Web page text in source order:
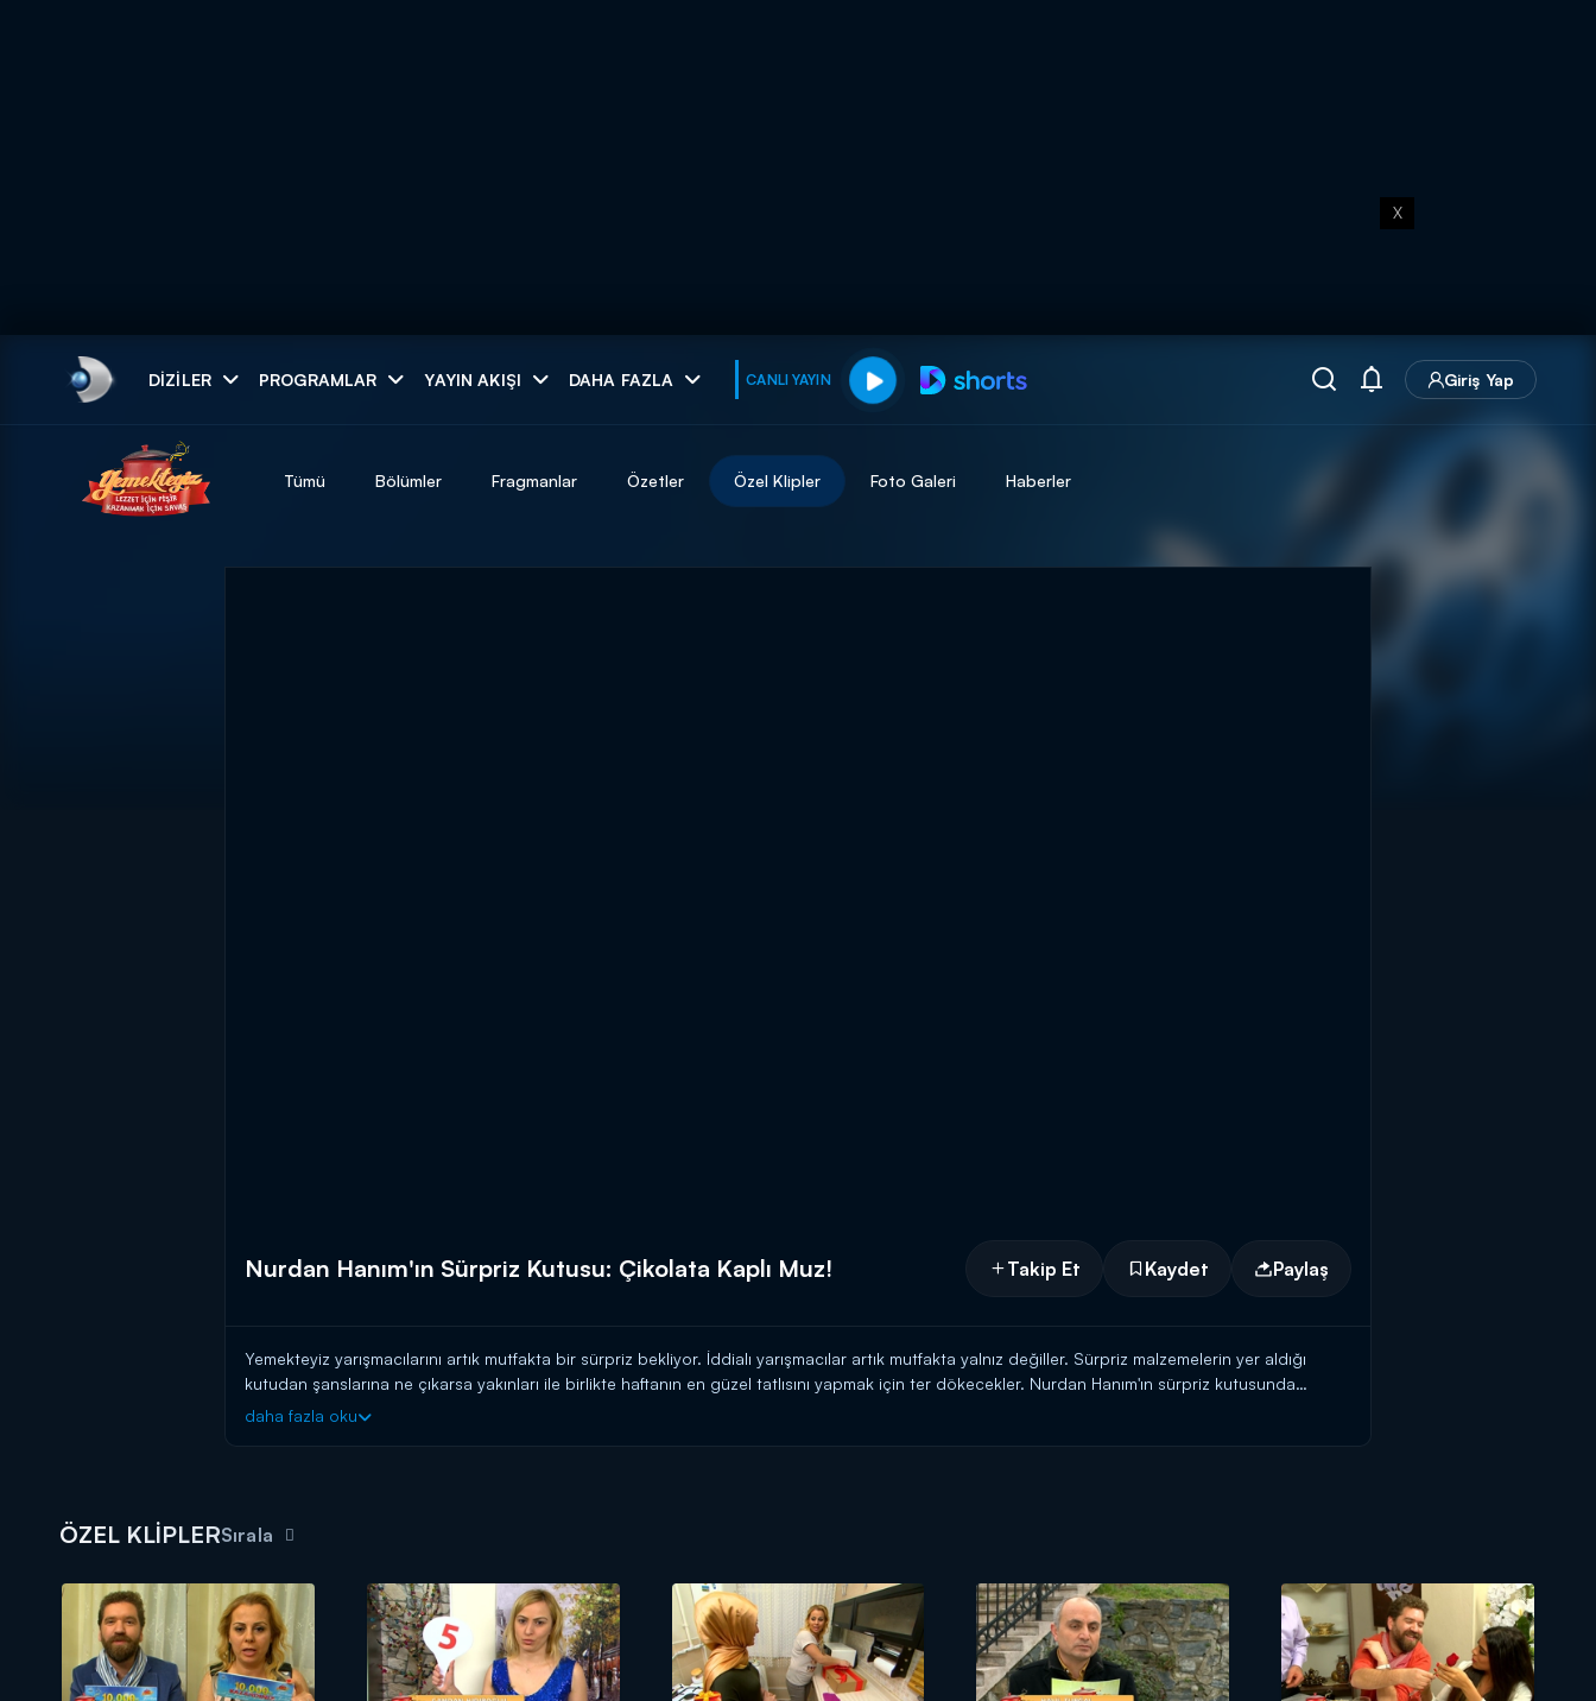
X
DIZILER PROGRAMLAR YAYIN AKIŞI DAHA FAZLA CANLI YAYIN Giriş Yap
muhteşem ikili
Tümü Bölümler Fragmanlar Özetler Özel Klipler Foto Galeri Haberler
Nurdan Hanım'ın Sürpriz Kutusu: Çikolata Kaplı Muz! Takip Et Kaydet Paylaş
Yemekteyiz yarışmacılarını artık mutfakta bir sürpriz bekliyor. İddialı yarışmacılar artık mutfakta yalnız değiller. Sürpriz malzemelerin yer aldığı
kutudan şanslarına ne çıkarsa yakınları ile birlikte haftanın en güzel tatlısını yapmak için ter dökecekler. Nurdan Hanım'ın sürpriz kutusunda
"Çikolata Kaplı Muz" tatlısı vardı!
daha fazla oku
ÖZEL KLİPLERSırala